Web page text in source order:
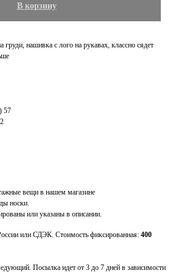
В корзину
нашивка с лого на рукавах, классно сядет
57
вещи в нашем магазине
носки.
или указаны в описании.
или СДЭК. Стоимость фиксированная: 400
Посылка идет от 3 до 7 дней в зависимости